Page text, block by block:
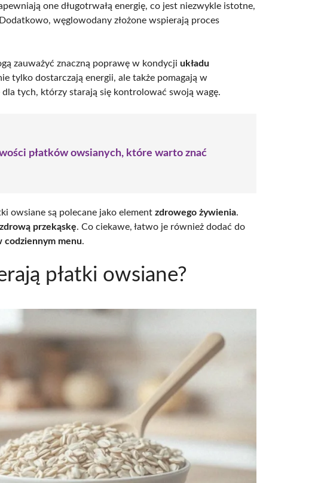
one długotrwałą energię, co jest niezwykle istotne,
węglowodany złożone wspierają proces
zauważyć znaczną poprawę w kondycji układu
tylko dostarczają energii, ale także pomagają w
dla tych, którzy starają się kontrolować swoją wagę.
płatków owsianych, które warto znać
owsiane są polecane jako element zdrowego żywienia.
przekąskę. Co ciekawe, łatwo je również dodać do
codziennym menu.
płatki owsiane?